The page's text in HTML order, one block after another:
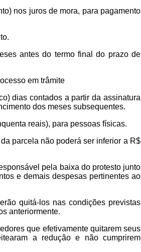
nos juros de mora, para pagamento
antes do termo final do prazo de
em trâmite
dias contados a partir da assinatura
dos meses subsequentes.
reais), para pessoas físicas.
parcela não poderá ser inferior a R$
pela baixa do protesto junto
e demais despesas pertinentes ao
quitá-los nas condições previstas
anteriormente.
que efetivamente quitarem seus
a redução e não cumprirem